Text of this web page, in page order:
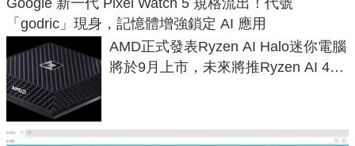
Google 新一代 Pixel Watch 5 規格流出！代號
「godric」現身，記憶體增強鎖定 AI 應用
AMD正式發表Ryzen AI Halo迷你電腦
將於9月上市，未來將推Ryzen AI 400